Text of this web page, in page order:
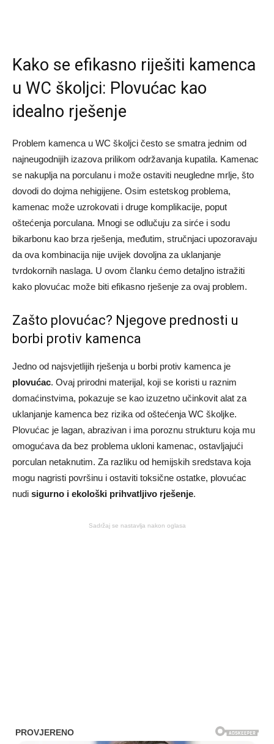
Kako se efikasno riješiti kamenca
u WC školjci: Plovućac kao
idealno rješenje
Problem kamenca u WC školjci često se smatra jednim od
najneugodnijih izazova prilikom održavanja kupatila. Kamenac
se nakuplja na porculanu i može ostaviti neugledne mrlje, što
dovodi do dojma nehigijene. Osim estetskog problema,
kamenac može uzrokovati i druge komplikacije, poput
oštećenja porculana. Mnogi se odlučuju za sirće i sodu
bikarbonu kao brza rješenja, međutim, stručnjaci upozoravaju
da ova kombinacija nije uvijek dovoljna za uklanjanje
tvrdokornih naslaga. U ovom članku ćemo detaljno istražiti
kako plovućac može biti efikasno rješenje za ovaj problem.
Zašto plovućac? Njegove prednosti u
borbi protiv kamenca
Jedno od najsvjetlijih rješenja u borbi protiv kamenca je
plovućac. Ovaj prirodni materijal, koji se koristi u raznim
domaćinstvima, pokazuje se kao izuzetno učinkovit alat za
uklanjanje kamenca bez rizika od oštećenja WC školjke.
Plovućac je lagan, abrazivan i ima poroznu strukturu koja mu
omogućava da bez problema ukloni kamenac, ostavljajući
porculan netaknutim. Za razliku od hemijskih sredstava koja
mogu nagristi površinu i ostaviti toksične ostatke, plovućac
nudi sigurno i ekološki prihvatljivo rješenje.
Sadržaj se nastavlja nakon oglasa